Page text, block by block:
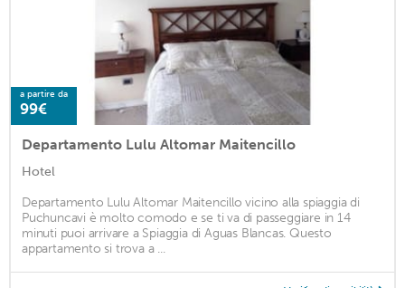
a partire da
99€
Departamento Lulu Altomar Maitencillo
Hotel
Departamento Lulu Altomar Maitencillo vicino alla spiaggia di
Puchuncavi è molto comodo e se ti va di passeggiare in 14
minuti puoi arrivare a Spiaggia di Aguas Blancas. Questo
appartamento si trova a ...